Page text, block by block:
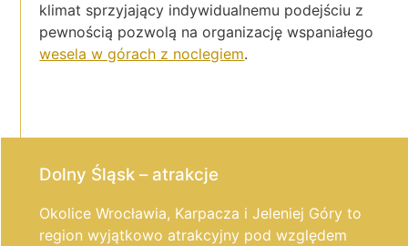
klimat sprzyjający indywidualnemu podejściu z
pewnością pozwolą na organizację wspaniałego
wesela w górach z noclegiem.
Dolny Śląsk – atrakcje
Okolice Wrocławia, Karpacza i Jeleniej Góry to
region wyjątkowo atrakcyjny pod względem